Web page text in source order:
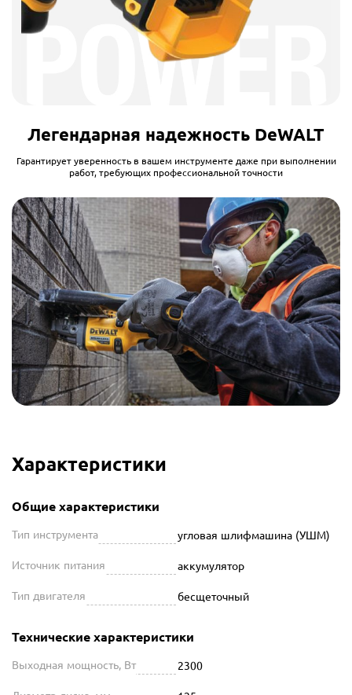
Легендарная надежность DeWALT
Гарантирует уверенность в вашем инструменте даже при выполнении
работ, требующих профессиональной точности
Характеристики
Общие характеристики
Тип инструмента угловая шлифмашина (УШМ)
Источник питания аккумулятор
Тип двигателя бесщеточный
Технические характеристики
Выходная мощность, Вт 2300